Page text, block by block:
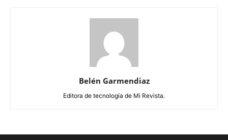
Belén Garmendiaz
Editora de tecnología de Mi Revista.